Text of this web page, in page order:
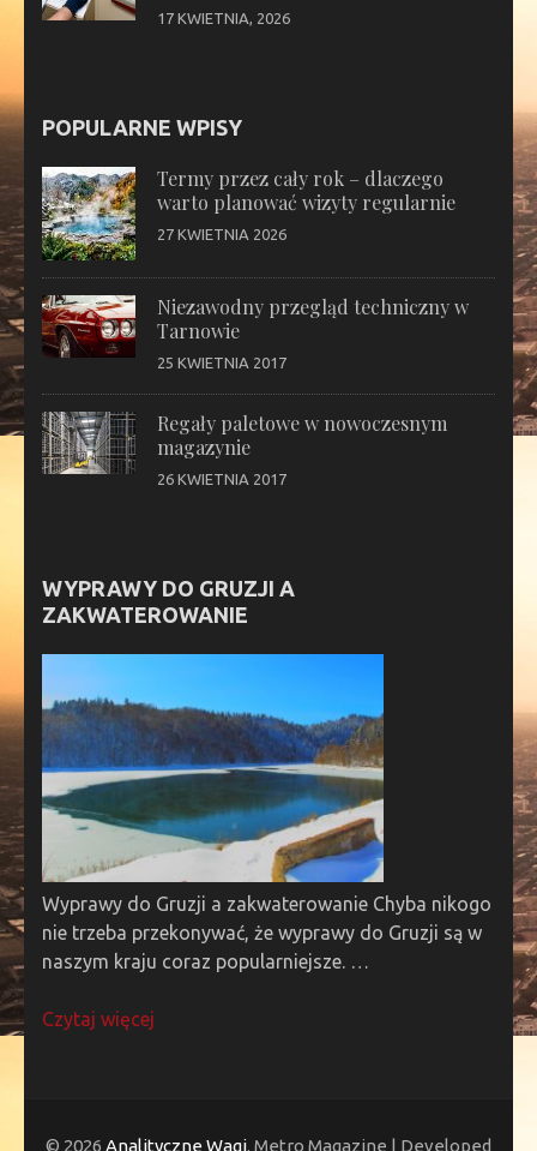
17 KWIETNIA, 2026
POPULARNE WPISY
Termy przez cały rok – dlaczego
warto planować wizyty regularnie
27 KWIETNIA 2026
Niezawodny przegląd techniczny w
Tarnowie
25 KWIETNIA 2017
Regały paletowe w nowoczesnym
magazynie
26 KWIETNIA 2017
WYPRAWY DO GRUZJI A
ZAKWATEROWANIE
Wyprawy do Gruzji a zakwaterowanie Chyba nikogo
nie trzeba przekonywać, że wyprawy do Gruzji są w
naszym kraju coraz popularniejsze. …
Czytaj więcej
© 2026 Analityczne Wagi. Metro Magazine | Developed